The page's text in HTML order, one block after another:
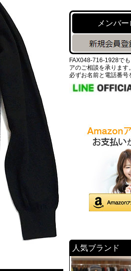
メンバ
FAX048-716-1928で
アのご相談を承ります。
必ずお名前と電話番号
人気ブランド